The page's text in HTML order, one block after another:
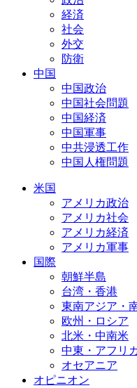
経済
社会
外交
防衛
中国
中国政治
中国社会問題
中国経済
中国軍事
中共浸透工作
中国人権問題
米国
アメリカ政治
アメリカ社会
アメリカ経済
アメリカ軍事
国際
朝鮮半島
台湾・香港
東南アジア・
欧州・ロシア
北米・中南米
中東・アフリ
オセアニア
オピニオン